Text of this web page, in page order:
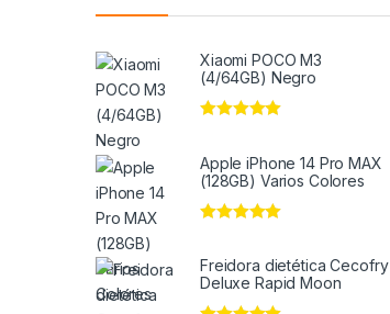
Xiaomi POCO M3
(4/64GB) Negro
Apple iPhone 14 Pro MAX
(128GB) Varios Colores
Freidora dietética Cecofry
Deluxe Rapid Moon